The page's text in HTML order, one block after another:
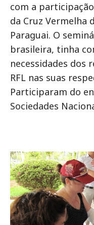
com a
da Cruz Vermelha
Paraguai. O
brasileira, tinha
necessidades dos
RFL nas suas
Participaram do
Sociedades